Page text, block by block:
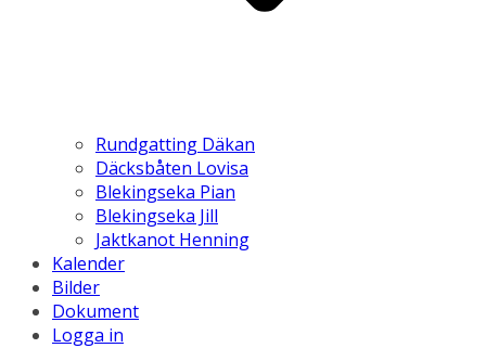
Rundgatting Däkan
Däcksbåten Lovisa
Blekingseka Pian
Blekingseka Jill
Jaktkanot Henning
Kalender
Bilder
Dokument
Logga in